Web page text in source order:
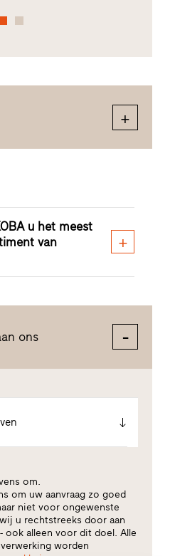
u het meest
van
ons
om.
om uw aanvraag zo goed
niet voor ongewenste
u rechtstreeks door aan
ook alleen voor dit doel. Alle
worden